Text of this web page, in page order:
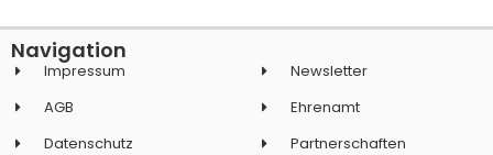
Navigation
Impressum
AGB
Datenschutz
Newsletter
Ehrenamt
Partnerschaften